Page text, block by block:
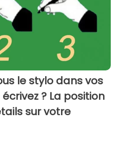
le stylo dans vos
? La position
sur votre